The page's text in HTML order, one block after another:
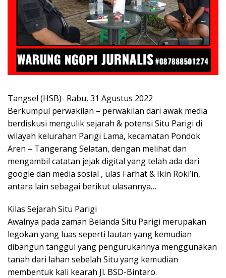
Tangsel (HSB)- Rabu, 31 Agustus 2022
Berkumpul perwakilan – perwakilan dari awak media
berdiskusi mengulik sejarah & potensi Situ Parigi di
wilayah kelurahan Parigi Lama, kecamatan Pondok
Aren – Tangerang Selatan, dengan melihat dan
mengambil catatan jejak digital yang telah ada dari
google dan media sosial , ulas Farhat & Ikin Roki’in,
antara lain sebagai berikut ulasannya…
Kilas Sejarah Situ Parigi
Awalnya pada zaman Belanda Situ Parigi merupakan
legokan yang luas seperti lautan yang kemudian
dibangun tanggul yang pengurukannya menggunakan
tanah dari lahan sebelah Situ yang kemudian
membentuk kali kearah Jl. BSD-Bintaro.